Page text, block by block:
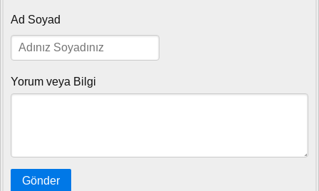
Ad Soyad
Yorum veya Bilgi
Gönder